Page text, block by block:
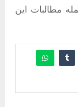
مطالبات این